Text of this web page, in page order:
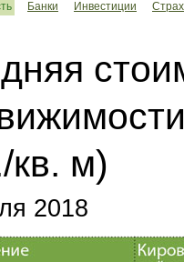
Банки Инвестиции
кв. м)
2018